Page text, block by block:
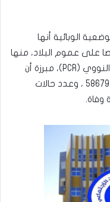
الوبائية أنها
النتيجة بعد إجراء 935 فحصا على عموم البلاد، منها
795 فحصا سريعا (TDR) ، و 140 للحمض النووي (PCR)، مبرزة أن
عدد الإصابات منذ بدء الجائحة وصل إلى 58679 ، وعدد حالات